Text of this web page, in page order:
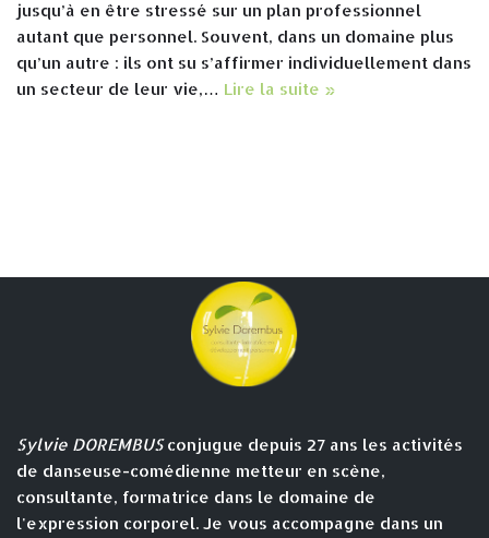
jusqu’à en être stressé sur un plan professionnel
autant que personnel. Souvent, dans un domaine plus
qu’un autre : ils ont su s’affirmer individuellement dans
un secteur de leur vie,… Lire la suite »
Sylvie DOREMBUSconjugue depuis 27 ans les activités
de danseuse-comédienne metteur en scène,
consultante, formatrice dans le domaine de
l'expression corporel. Je vous accompagne dans un